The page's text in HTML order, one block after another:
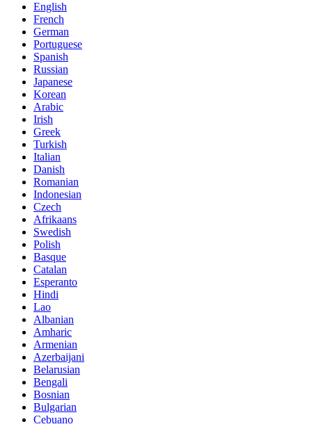
English
French
German
Portuguese
Spanish
Russian
Japanese
Korean
Arabic
Irish
Greek
Turkish
Italian
Danish
Romanian
Indonesian
Czech
Afrikaans
Swedish
Polish
Basque
Catalan
Esperanto
Hindi
Lao
Albanian
Amharic
Armenian
Azerbaijani
Belarusian
Bengali
Bosnian
Bulgarian
Cebuano